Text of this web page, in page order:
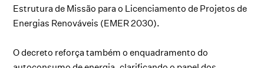
Estrutura de Missão para o Licenciamento de Projetos de
Energias Renováveis (EMER 2030).
O decreto reforça também o enquadramento do